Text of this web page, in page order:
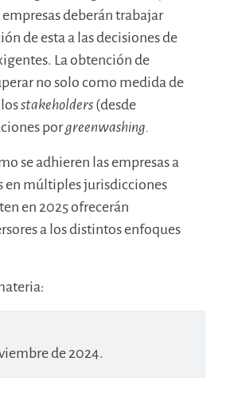
deberán trabajar
de esta a las decisiones de
La obtención de
no solo como medida de
losstakeholders (desde
porgreenwashing.
se adhieren las empresas a
en múltiples jurisdicciones
en 2025 ofrecerán
a los distintos enfoques
de 2024.